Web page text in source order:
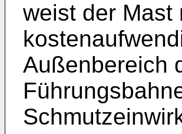
weist der Mast
Außenbereich